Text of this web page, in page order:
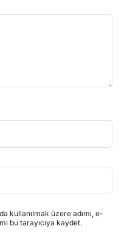
kullanılmak üzere adımı, e-
bu tarayıcıya kaydet.